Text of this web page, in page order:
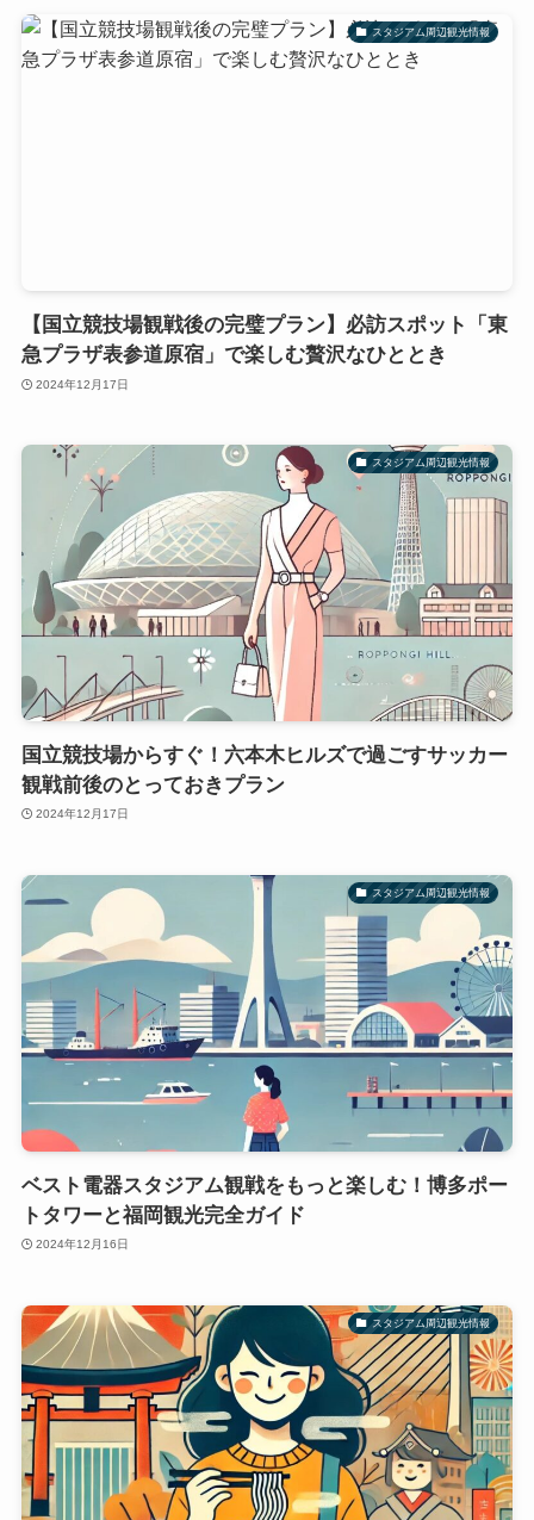
スタジアム周辺観光情報
【国立競技場観戦後の完璧プラン】必訪スポット「東
急プラザ表参道原宿」で楽しむ贅沢なひととき
2024年12月17日
スタジアム周辺観光情報
国立競技場からすぐ！六本木ヒルズで過ごすサッカー
観戦前後のとっておきプラン
2024年12月17日
スタジアム周辺観光情報
ベスト電器スタジアム観戦をもっと楽しむ！博多ポー
トタワーと福岡観光完全ガイド
2024年12月16日
スタジアム周辺観光情報